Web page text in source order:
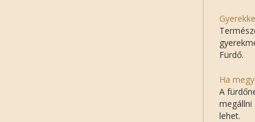
Fürdő.
Ha
A
megállni
lehet.